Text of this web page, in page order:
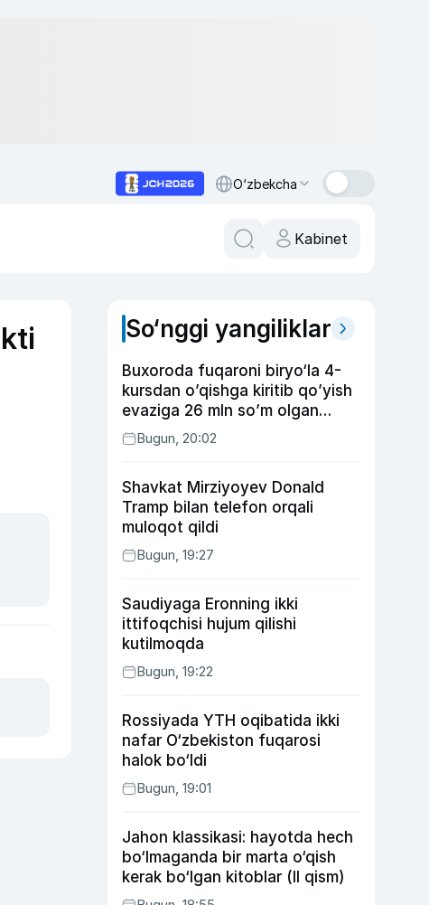
O‘zbekcha
Kabinet
So‘nggi yangiliklar
Buxoroda fuqaroni biryo‘la 4-
kursdan o’qishga kiritib qo’yish
evaziga 26 mln so’m olgan
shaxs ushlandi
Bugun, 20:02
Shavkat Mirziyoyev Donald
Tramp bilan telefon orqali
muloqot qildi
Bugun, 19:27
Saudiyaga Eronning ikki
ittifoqchisi hujum qilishi
kutilmoqda
Bugun, 19:22
Rossiyada YTH oqibatida ikki
nafar O‘zbekiston fuqarosi
halok bo‘ldi
Bugun, 19:01
Jahon klassikasi: hayotda hech
bo‘lmaganda bir marta o‘qish
kerak bo‘lgan kitoblar (II qism)